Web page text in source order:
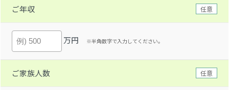
ご年収 任意
万円 ※半角数字で入力してください。
ご家族人数 任意